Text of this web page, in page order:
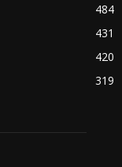
484
431
420
319